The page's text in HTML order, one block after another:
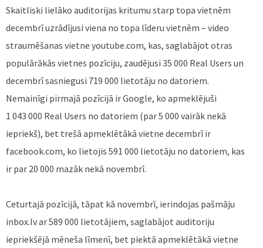
Skaitliski lielāko auditorijas kritumu starp topa vietnēm
decembrī uzrādījusi viena no topa līderu vietnēm – video
straumēšanas vietne youtube.com, kas, saglabājot otras
populārākās vietnes pozīciju, zaudējusi 35 000 Real Users un
decembrī sasniegusi 719 000 lietotāju no datoriem.
Nemainīgi pirmajā pozīcijā ir Google, ko apmeklējuši
1 043 000 Real Users no datoriem (par 5 000 vairāk nekā
iepriekš), bet trešā apmeklētākā vietne decembrī ir
facebook.com, ko lietojis 591 000 lietotāju no datoriem, kas
ir par 20 000 mazāk nekā novembrī.
Ceturtajā pozīcijā, tāpat kā novembrī, ierindojas pašmāju
inbox.lv ar 589 000 lietotājiem, saglabājot auditoriju
iepriekšējā mēneša līmenī, bet piektā apmeklētākā vietne